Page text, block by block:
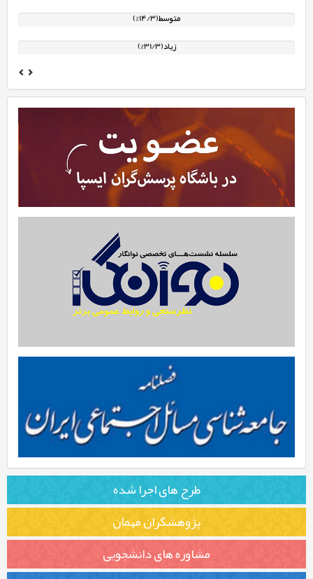
متوسط(14/3%)
زیاد(31/3%)
طرح های اجرا شده
بررسی نظرات بیماران مبتلا به کووید 19 – درمان شدگان در
پژوهشگران مهمان
فهم و درک افکار عمومی یکی از بازوهای توانمند اداره بهتر
مشاوره های دانشجویی